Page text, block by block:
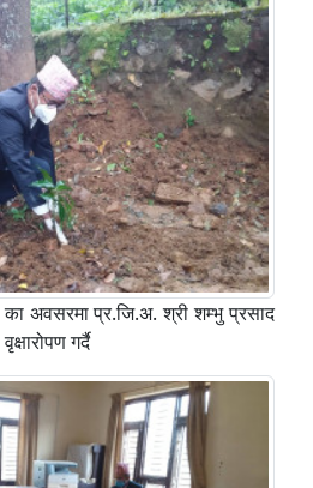
अवसरमा प्र.जि.अ. श्री शम्भु प्रसाद
गर्दै